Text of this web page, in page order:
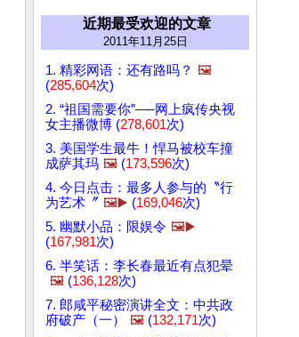
近期最受欢迎的文章
2011年11月25日
1. 精彩网语：还有路吗？ 🖼️
(285,604次)
2. “祖国需要你”──网上疯传央视
女主播微博 (278,601次)
3. 美国学生最牛！悍马被校车撞
成萨其玛 🖼️ (173,596次)
4. 今日点击：最多人参与的〝行
为艺术〞 🖼️▶️ (169,046次)
5. 幽默小品：限娱令 🖼️▶️
(167,981次)
6. 半笑话：李长春最近有点犯晕
🖼️ (136,128次)
7. 郎咸平秘密演讲全文：中共政
府破产（一）
🖼️ (132,171次)